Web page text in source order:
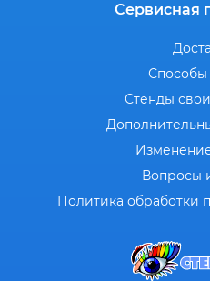
Сервисная
Способы
Стенды
Вопросы
Политика обработки